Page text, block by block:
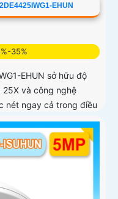
EHUN
35%
EHUN sở hữu độ
25X và công nghệ
nét ngay cả trong điều